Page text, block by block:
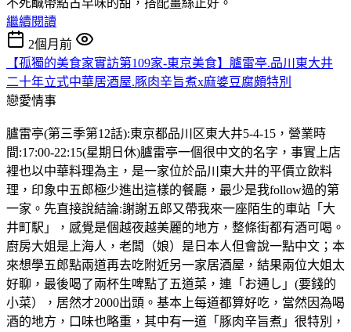
繼續閱讀
2個月前
【孤獨的美食家實訪第109家-東京美食】臚雷亭.品川東大井
二十年立式中華居酒屋.豚肉辛旨煮x麻婆豆腐頗特別
戀愛情事
臚雷亭(第三季第12話):東京都品川区東大井5-4-15，營業時
間:17:00-22:15(星期日休)臚雷亭一個很中文的名字，事實上店
裡也以中華料理為主，是一家位於品川東大井的平價立飲料
理，印象中五郎極少進出這樣的餐廳，最少是我follow過的第
一家。先直接說結論:謝謝五郎又帶我來一座陌生的車站「大
井町駅」，感覺是個越夜越美麗的地方，整條街都有酒可喝。
廚房大姐是上海人，老闆（娘）是日本人但會說一點中文；本
來想學五郎點兩道再去吃附近另一家居酒屋，結果兩位大姐太
好聊，最後喝了兩杯生啤點了五道菜，連「お通し」(要錢的
小菜），居然才2000出頭。基本上每道都算好吃，當然因為喝
酒的地方，口味也略重，其中有一道「豚肉辛旨煮」很特別，